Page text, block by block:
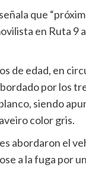
que
en Ruta 9
de edad, en
por los
siendo
color gris.
abordaron el
a la fuga por